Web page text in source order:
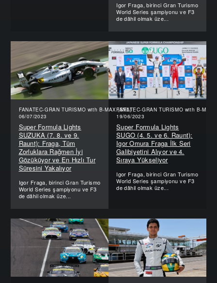
Igor Fraga, birinci Gran Turismo
World Series şampiyonu ve F3
de dâhil olmak üze...
FANATEC-GRAN TURISMO with B-MAX (SFL)
06/07/2023
Super Formula Lights
SUZUKA (7. 8. ve 9.
Raunt): Fraga, Tüm
Zorluklara Rağmen İyi
Gözüküyor ve En Hızlı Tur
Süresini Yakalıyor
Igor Fraga, birinci Gran Turismo
World Series şampiyonu ve F3
de dâhil olmak üze...
FANATEC-GRAN TURISMO with B-MAX
19/06/2023
Super Formula Lights
SUGO (4. 5. ve 6. Raunt):
Igor Omura Fraga İlk Seri
Galibiyetini Alıyor ve 4.
Sıraya Yükseliyor
Igor Fraga, birinci Gran Turismo
World Series şampiyonu ve F3
de dâhil olmak üze...